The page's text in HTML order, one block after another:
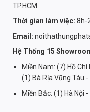
TP.HCM
Thời gian làm việc: 8h-
Email:
Hệ Thống 15
Miền Nam: (7) Hồ
(1) Bà Rịa Vũng Tàu
Miền Bắc: (1) Hà Nội